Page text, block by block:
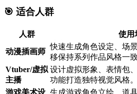
🎯 适合人群
人群 使用
动漫插画师
快速生成角色设定、场
移保持系列作品风格一致
Vtuber/虚拟
主播
设计虚拟形象、表情包
功能打造独特视觉风格。
游戏美术设 生成游戏角色立绘、道